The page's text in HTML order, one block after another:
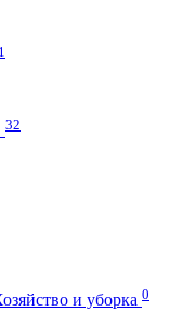
1
32
и уборка 0